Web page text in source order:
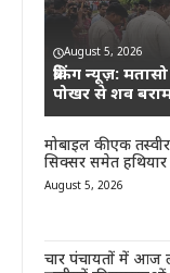
August 5, 2026
ब्रेकिंग न्यूज़:
पोखर से शव
मोबाइल की एक
सिक्सर समेत हथियार
August 5, 2026
चार पंचायतों में आज